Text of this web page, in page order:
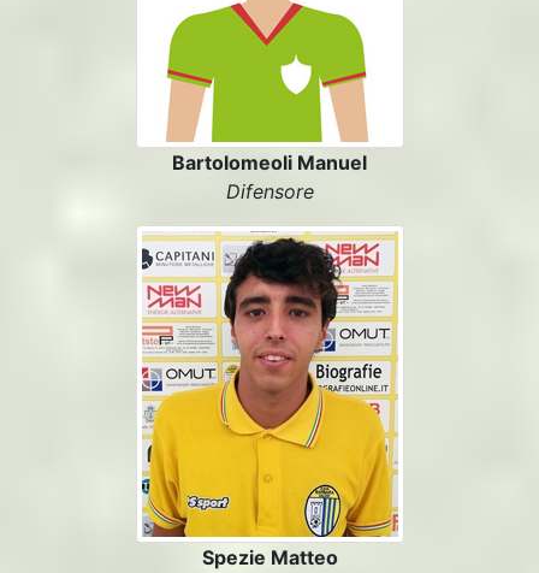
Bartolomeoli Manuel
Difensore
Spezie Matteo